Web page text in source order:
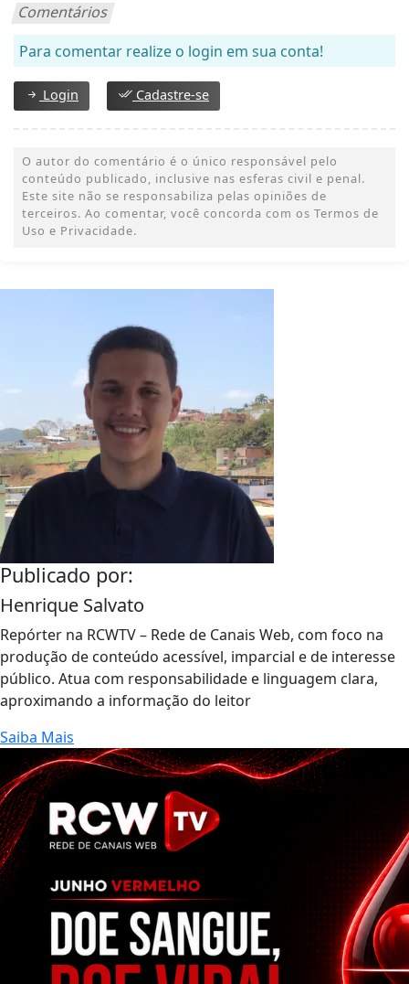
Comentários
Para comentar realize o login em sua conta!
Login Cadastre-se
O autor do comentário é o único responsável pelo
conteúdo publicado, inclusive nas esferas civil e penal.
Este site não se responsabiliza pelas opiniões de
terceiros. Ao comentar, você concorda com os Termos de
Uso e Privacidade.
Publicado por:
Henrique Salvato
Repórter na RCWTV – Rede de Canais Web, com foco na
produção de conteúdo acessível, imparcial e de interesse
público. Atua com responsabilidade e linguagem clara,
aproximando a informação do leitor
Saiba Mais